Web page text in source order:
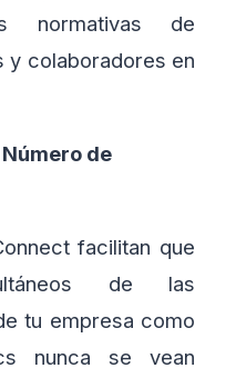
normativas de
y colaboradores en
de
facilitan que
de las
tu empresa como
nunca se vean